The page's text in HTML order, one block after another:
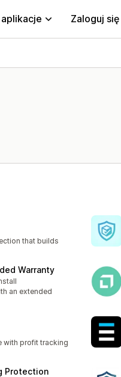
Zaloguj się
that builds
Warranty
12
an extended
with profit tracking
Protection